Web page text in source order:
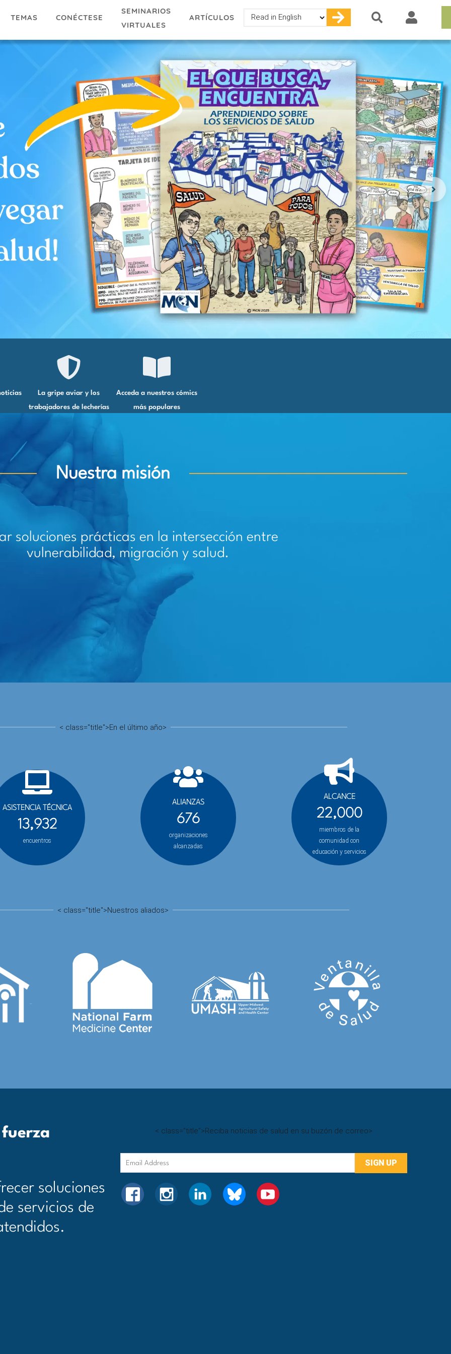
TEMAS CONÉCTESE
SEMINARIOS
VIRTUALES
ARTÍCULOS
Select
your
language
La gripe aviar y los
trabajadores de lecherías
Acceda a nuestros cómics
más populares
Nuestra misión
soluciones prácticas en la intersección entre
vulnerabilidad, migración y salud.
< class="title">En el último año>
ASISTENCIA TÉCNICA
13,932
encuentros
ALIANZAS
676
organizaciones
alcanzadas
ALCANCE
22,000
miembros de la
comunidad con
educación y servicios
< class="title">Nuestros aliados>
soluciones
servicios de
< class="title">Reciba noticias de salud en su buzón de correo>
Email
Address
FACEBOOKINSTAGRAMLINKEDIN BLUESKY YOUTUBE